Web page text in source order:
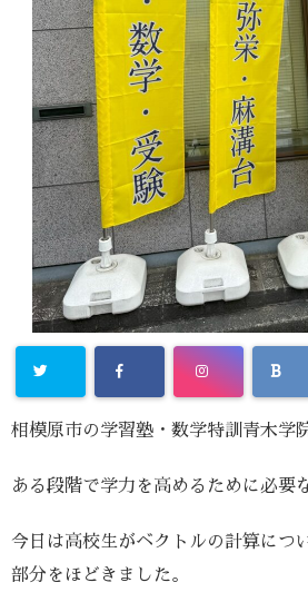
相模原市の学習塾・数学特訓青木学
ある段階で学力を高めるために必要
今日は高校生がベクトルの計算につ
部分をほどきました。